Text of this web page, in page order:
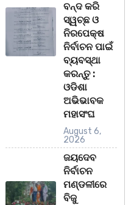
ବନ୍ଦ କରି
ସ୍ୱଚ୍ଛ ଓ
ନିରପେକ୍ଷ
ନିର୍ବାଚନ ପାଇଁ
ବ୍ୟବସ୍ଥା
କରନ୍ତୁ :
ଓଡିଶା
ଅଭିଭାବକ
ମହାସଂଘ
August 6,
2026
ଜୟଦେବ
ନିର୍ବାଚନ
ମଣ୍ଡଳୀରେ
ବିଜୁ